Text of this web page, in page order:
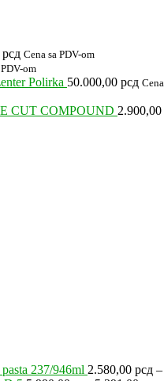
рсд Cena sa PDV-om
om
Polirka 50.000,00 рсд
CUT COMPOUND 2.900,00
237/946ml 2.580,00 рсд –